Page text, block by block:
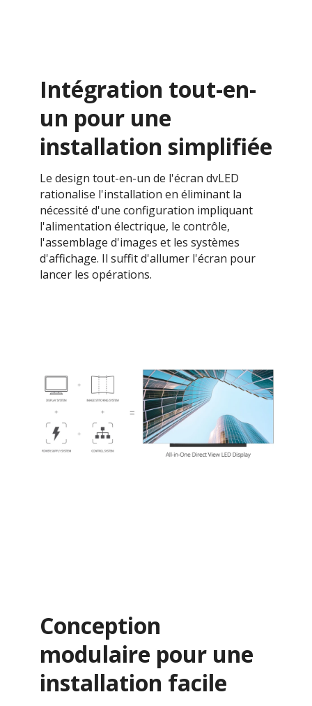
Intégration tout-en-
un pour une
installation simplifiée
Le design tout-en-un de l'écran dvLED
rationalise l'installation en éliminant la
nécessité d'une configuration impliquant
l'alimentation électrique, le contrôle,
l'assemblage d'images et les systèmes
d'affichage. Il suffit d'allumer l'écran pour
lancer les opérations.
Conception
modulaire pour une
installation facile